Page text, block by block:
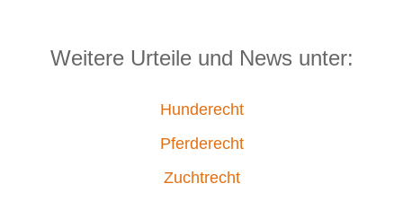
Weitere Urteile und News unter:
Hunderecht
Pferderecht
Zuchtrecht